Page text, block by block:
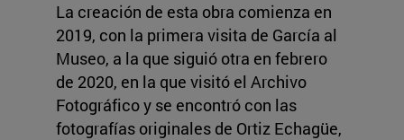
La creación de esta obra comienza en
2019, con la primera visita de García al
Museo, a la que siguió otra en febrero
de 2020, en la que visitó el Archivo
Fotográfico y se encontró con las
fotografías originales de Ortiz Echagüe,